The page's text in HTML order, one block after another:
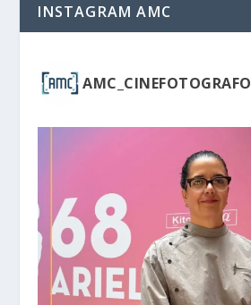
INSTAGRAM AMC
AMC_CINEFOTOGRAFO